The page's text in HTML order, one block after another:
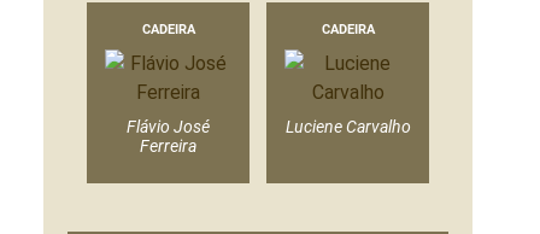
CADEIRA
Flávio José
Ferreira
CADEIRA
Luciene Carvalho